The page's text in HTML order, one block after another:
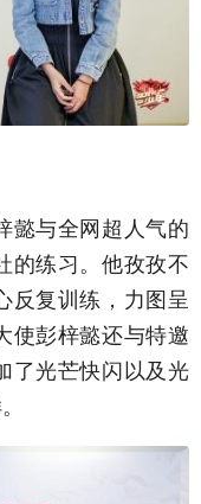
懿与全网超人气的
的练习。他孜孜不
反复训练，力图呈
使彭梓懿还与特邀
了光芒快闪以及光